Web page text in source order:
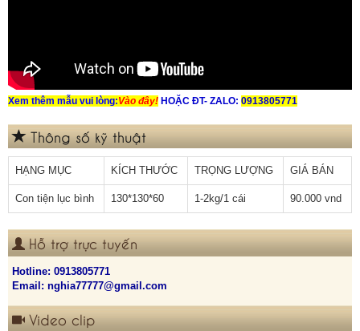
Xem thêm mẫu vui lòng:Vào đây! HOẶC ĐT- ZALO: 0913805771
Thông số kỹ thuật
HẠNG MỤC KÍCH THƯỚC TRỌNG LƯỢNG GIÁ BÁN
Con tiện lục bình 130*130*60 1-2kg/1 cái 90.000 vnd
Hỗ trợ trực tuyến
Hotline: 0913805771
Email: nghia77777@gmail.com
Video clip